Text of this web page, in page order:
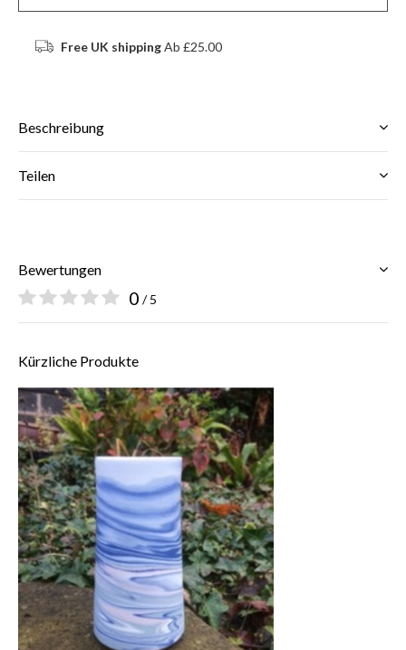
Free UK shippingAb £25.00
Beschreibung
Teilen
Bewertungen
0 / 5
Kürzliche Produkte